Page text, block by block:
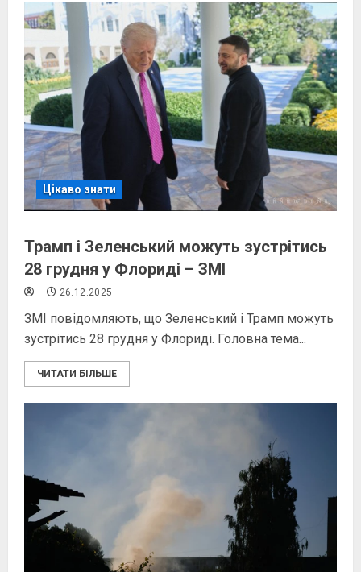
Цікаво знати
Трамп і Зеленський можуть зустрітись
28 грудня у Флориді – ЗМІ
26.12.2025
ЗМІ повідомляють, що Зеленський і Трамп можуть
зустрітись 28 грудня у Флориді. Головна тема...
ЧИТАТИ БІЛЬШЕ